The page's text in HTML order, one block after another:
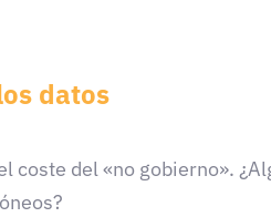
datos
del «no gobierno».